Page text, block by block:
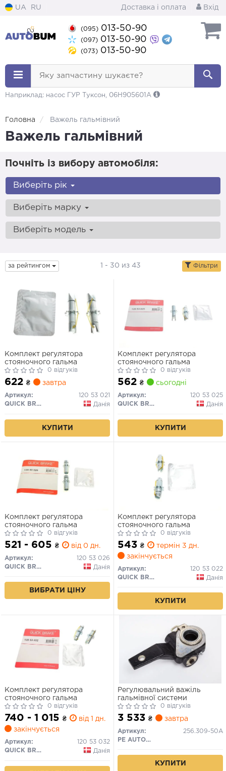
UA RU Доставка і оплата Вхід
(095) 013-50-90
(097) 013-50-90
(073) 013-50-90
Яку запчастину шукаєте?
Наприклад: насос ГУР Туксон, 06H905601A
Головна Важель гальмівний
Важель гальмівний
Почніть із вибору автомобіля:
Виберіть рік
Виберіть марку
Виберіть модель
за рейтингом 1 - 30 из 43 Фільтри
Комплект регулятора
стояночного гальма
0 відгуків
622 ₴ завтра
Артикул:
120 53 021
QUICK BRAKE
Данія
КУПИТИ
Комплект регулятора
стояночного гальма
0 відгуків
562 ₴ сьогодні
Артикул:
120 53 025
QUICK BRAKE
Данія
КУПИТИ
Комплект регулятора
стояночного гальма
0 відгуків
521 - 605 ₴ від 0 дн.
Артикул:
120 53 026
QUICK BRAKE
Данія
ВИБРАТИ ЦІНУ
Комплект регулятора
стояночного гальма
0 відгуків
543 ₴
термін 3 дн.
закінчується
Артикул:
120 53 022
QUICK BRAKE
Данія
КУПИТИ
Комплект регулятора
стояночного гальма
0 відгуків
740 - 1 015 ₴
від 1 дн.
закінчується
Артикул:
120 53 032
QUICK BRAKE
Данія
Регулювальний важіль
гальмівної системи
0 відгуків
3 533 ₴ завтра
Артикул:
256.309-50A
PE AUTOMOTIVE
КУПИТИ